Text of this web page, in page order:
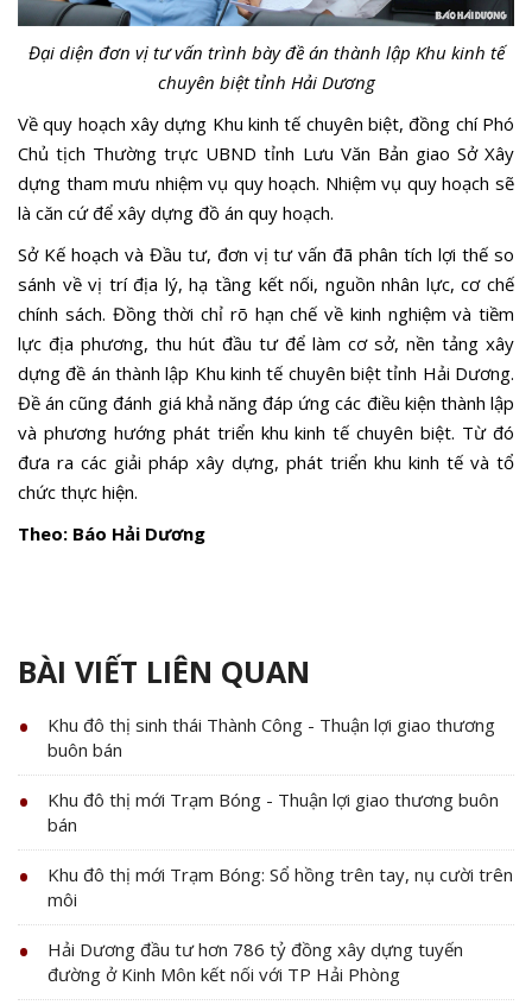
Đại diện đơn vị tư vấn trình bày đề án thành lập Khu kinh tế
chuyên biệt tỉnh Hải Dương
Về quy hoạch xây dựng Khu kinh tế chuyên biệt, đồng chí Phó
Chủ tịch Thường trực UBND tỉnh Lưu Văn Bản giao Sở Xây
dựng tham mưu nhiệm vụ quy hoạch. Nhiệm vụ quy hoạch sẽ
là căn cứ để xây dựng đồ án quy hoạch.
Sở Kế hoạch và Đầu tư, đơn vị tư vấn đã phân tích lợi thế so
sánh về vị trí địa lý, hạ tầng kết nối, nguồn nhân lực, cơ chế
chính sách. Đồng thời chỉ rõ hạn chế về kinh nghiệm và tiềm
lực địa phương, thu hút đầu tư để làm cơ sở, nền tảng xây
dựng đề án thành lập Khu kinh tế chuyên biệt tỉnh Hải Dương.
Đề án cũng đánh giá khả năng đáp ứng các điều kiện thành lập
và phương hướng phát triển khu kinh tế chuyên biệt. Từ đó
đưa ra các giải pháp xây dựng, phát triển khu kinh tế và tổ
chức thực hiện.
Theo: Báo Hải Dương
BÀI VIẾT LIÊN QUAN
Khu đô thị sinh thái Thành Công - Thuận lợi giao thương
buôn bán
Khu đô thị mới Trạm Bóng - Thuận lợi giao thương buôn
bán
Khu đô thị mới Trạm Bóng: Sổ hồng trên tay, nụ cười trên
môi
Hải Dương đầu tư hơn 786 tỷ đồng xây dựng tuyến
đường ở Kinh Môn kết nối với TP Hải Phòng